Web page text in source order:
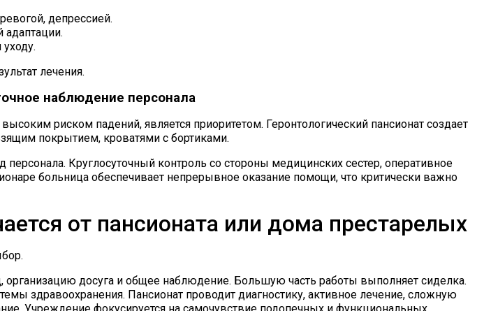
депрессией.
адаптации.
лечения.
наблюдение персонала
риском падений, является приоритетом. Геронтологический пансионат создает
покрытием, кроватями с бортиками.
Круглосуточный контроль со стороны медицинских сестер, оперативное
больница обеспечивает непрерывное оказание помощи, что критически важно
от пансионата или дома престарелых
досуга и общее наблюдение. Большую часть работы выполняет сиделка.
здравоохранения. Пансионат проводит диагностику, активное лечение, сложную
Учреждение фокусируется на самочувствие подопечных и функциональных